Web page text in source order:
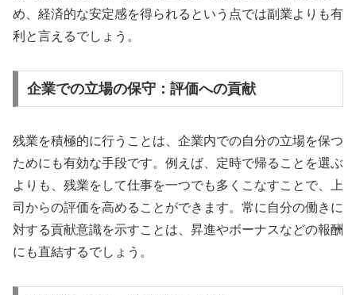
め、経済的な安定感を得られるという点では副業よりも有
利と言えるでしょう。
企業での立場の保守：評価への貢献
残業を積極的に行うことは、企業内での自分の立場を保つ
ためにも有効な手段です。例えば、定時で帰ることを選ぶ
よりも、残業をして仕事を一つでも多くこなすことで、上
司からの評価を高めることができます。常に自分の働きに
対する貢献意識を示すことは、昇進やボーナスなどの報酬
にも直結するでしょう。